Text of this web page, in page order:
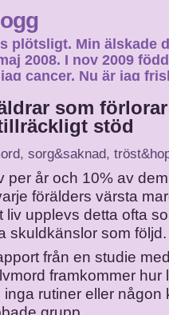
plötsligt. Min älskade
2008. I nov 2009
cancer. Nu är jag
som
stöd
, sorg&saknad,
per år och 10% av
förälders värsta
liv upplevs detta ofta
skuldkänslor som följd.
från en studie
framkommer hur
rutiner eller någon